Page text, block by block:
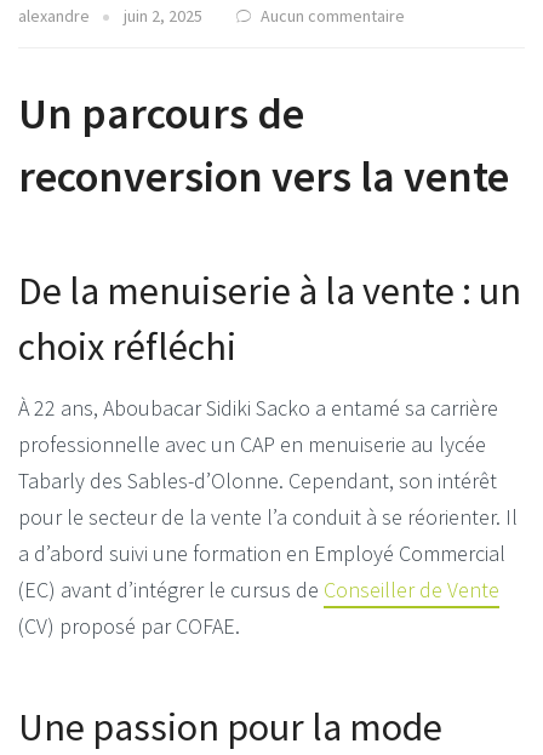
alexandre juin 2, 2025 Aucun commentaire
Un parcours de
reconversion vers la vente
De la menuiserie à la vente : un
choix réfléchi
À 22 ans, Aboubacar Sidiki Sacko a entamé sa carrière
professionnelle avec un CAP en menuiserie au lycée
Tabarly des Sables-d’Olonne. Cependant, son intérêt
pour le secteur de la vente l’a conduit à se réorienter. Il
a d’abord suivi une formation en Employé Commercial
(EC) avant d’intégrer le cursus de Conseiller de Vente
(CV) proposé par COFAE.
Une passion pour la mode